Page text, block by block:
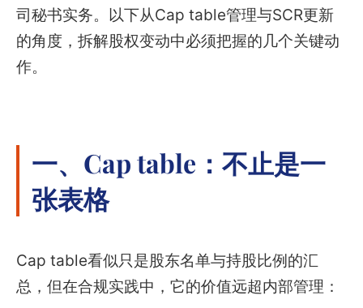
司秘书实务。以下从Cap table管理与SCR更新
的角度，拆解股权变动中必须把握的几个关键动
作。
一、Cap table：不止是一
张表格
Cap table看似只是股东名单与持股比例的汇
总，但在合规实践中，它的价值远超内部管理：